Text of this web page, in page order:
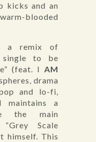
kicks and an
blooded
a remix of
single to be
(feat. I AM
drama
and lo-fi,
a
the main
Scale
himself. This